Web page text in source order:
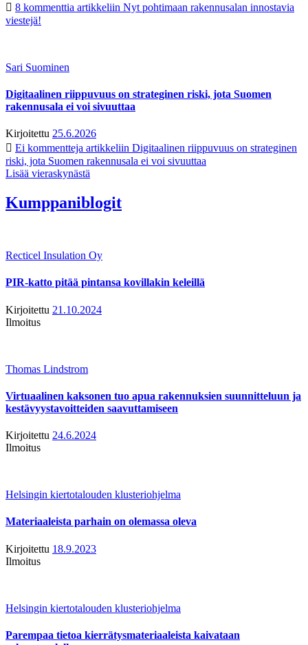
8 kommenttia artikkeliin Nyt pohtimaan rakennusalan innostavia
viestejä!
Sari Suominen
Digitaalinen riippuvuus on strateginen riski, jota Suomen
rakennusala ei voi sivuuttaa
Kirjoitettu 25.6.2026
Ei kommentteja artikkeliin Digitaalinen riippuvuus on strateginen
riski, jota Suomen rakennusala ei voi sivuuttaa
Lisää vieraskynästä
Kumppaniblogit
Recticel Insulation Oy
PIR-katto pitää pintansa kovillakin keleillä
Kirjoitettu 21.10.2024
Ilmoitus
Thomas Lindstrom
Virtuaalinen kaksonen tuo apua rakennuksien suunnitteluun ja
kestävyystavoitteiden saavuttamiseen
Kirjoitettu 24.6.2024
Ilmoitus
Helsingin kiertotalouden klusteriohjelma
Materiaaleista parhain on olemassa oleva
Kirjoitettu 18.9.2023
Ilmoitus
Helsingin kiertotalouden klusteriohjelma
Parempaa tietoa kierrätysmateriaaleista kaivataan